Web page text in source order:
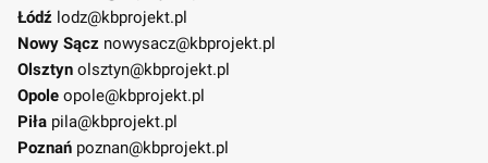
Łódź lodz@kbprojekt.pl
Nowy Sącz nowysacz@kbprojekt.pl
Olsztyn olsztyn@kbprojekt.pl
Opole opole@kbprojekt.pl
Piła pila@kbprojekt.pl
Poznań poznan@kbprojekt.pl